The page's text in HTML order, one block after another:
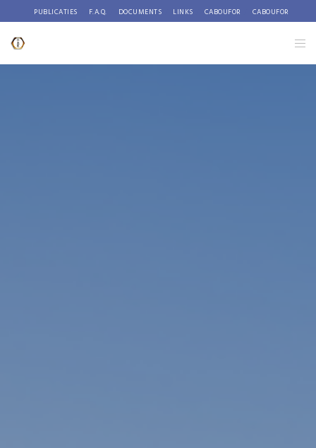
PUBLICATIES F.A.Q. DOCUMENTS LINKS CABOUFOR CABOUFOR